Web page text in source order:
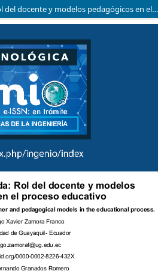
Realidad aumentada: Rol del docente y modelos pedagógicos en el proceso educativo